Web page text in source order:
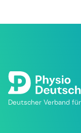
Deutscher Verband